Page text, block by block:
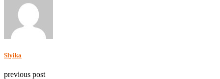
Slyika
previous post